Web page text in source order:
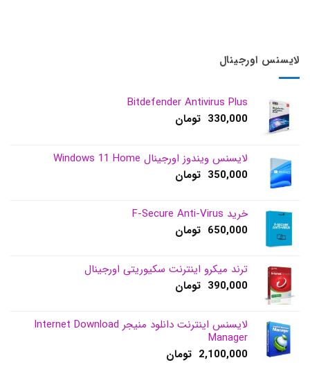
اورجینال
Bitdefender Antivirus Plus
330,000 تومان
لایسنس ویندوز اورجینال Windows 11 Home
350,000 تومان
خرید F-Secure Anti-Virus
650,000 تومان
ترند میکرو اینترنت سکیوریتی اورجینال
390,000 تومان
لایسنس اینترنت دانلود منیجر Internet Download
Manager
2,100,000 تومان